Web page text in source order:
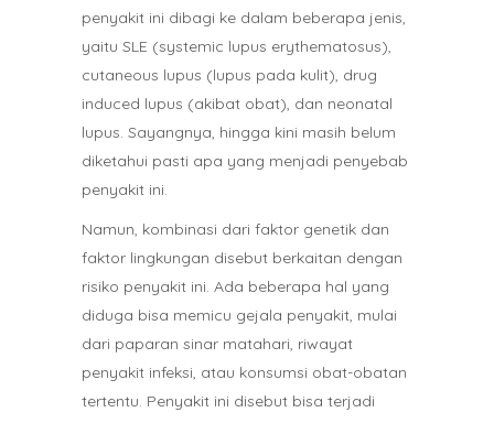
penyakit ini dibagi ke dalam beberapa jenis,
yaitu SLE (systemic lupus erythematosus),
cutaneous lupus (lupus pada kulit), drug
induced lupus (akibat obat), dan neonatal
lupus. Sayangnya, hingga kini masih belum
diketahui pasti apa yang menjadi penyebab
penyakit ini.
Namun, kombinasi dari faktor genetik dan
faktor lingkungan disebut berkaitan dengan
risiko penyakit ini. Ada beberapa hal yang
diduga bisa memicu gejala penyakit, mulai
dari paparan sinar matahari, riwayat
penyakit infeksi, atau konsumsi obat-obatan
tertentu. Penyakit ini disebut bisa terjadi